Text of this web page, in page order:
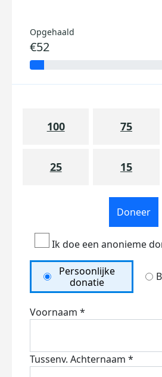
Opgehaald
€52
100 75
25 15
Doneer
Ik doe een anonieme
Persoonlijke
donatie
Voornaam *
Tussenv. Achternaam *